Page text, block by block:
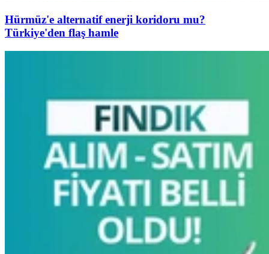
Hürmüz'e alternatif enerji koridoru mu?
Türkiye'den flaş hamle